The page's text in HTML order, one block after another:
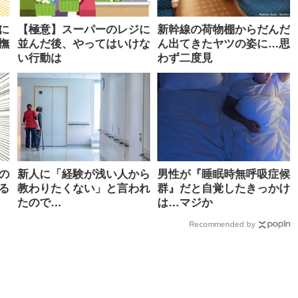
【極意】スーパーのレジに
並んだ後、やってはいけな
い行動は
新幹線の荷物棚からだんだ
ん出てきたヤツの姿に…思
わず二度見
新人に「経験が浅い人から
教わりたくない」と言われ
たので…
男性が『睡眠時無呼吸症候
群』だと自覚したきっかけ
は…マジか
Recommended by